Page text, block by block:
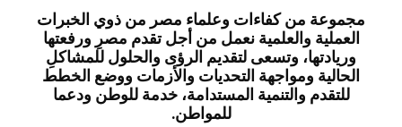
مجموعة من كفاءات وعلماء مصر من ذوي الخبرات
العملية والعلمية نعمل من أجل تقدم مصرِ ورفعتها
وريادتها، وتسعى لتقديم الرؤى والحلول للمشاكلِ
الحالية ومواجهة التحديات والأزمات ووضع الخطط
للتقدم والتنمية المستدامة، خدمة للوطن ودعما
للمواطن.